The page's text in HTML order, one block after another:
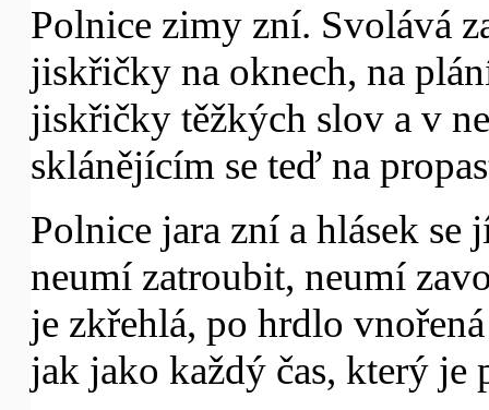
Polnice zimy zní. Svolává
jiskřičky na oknech, na
jiskřičky těžkých slov a v
sklánějícím se teď na
Polnice jara zní a hlásek se
neumí zatroubit, neumí
je zkřehlá, po hrdlo
jak jako každý čas, který je